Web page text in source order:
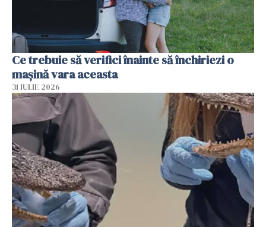
Ce trebuie să verifici înainte să închiriezi o
mașină vara aceasta
31 IULIE 2026